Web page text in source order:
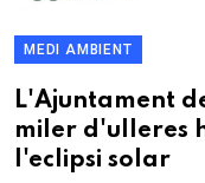
MEDI AMBIENT
L'Ajuntament
miler d'ulleres
l'eclipsi solar